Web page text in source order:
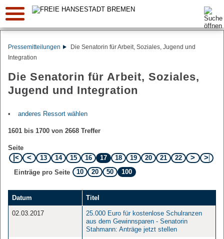
Suche:
Pressemitteilungen
Die Senatorin für Arbeit, Soziales, Jugend und
Integration
Die Senatorin für Arbeit, Soziales,
Jugend und Integration
anderes Ressort wählen
1601 bis 1700 von 2668 Treffer
Seite
13
14 15 16 17 18 19 20 21
22
Einträge pro Seite
10 20 50 100
Datum Titel
02.03.2017
25.000 Euro für kostenlose Schulranzen
aus dem Gewinnsparen - Senatorin
Stahmann: Anträge jetzt stellen